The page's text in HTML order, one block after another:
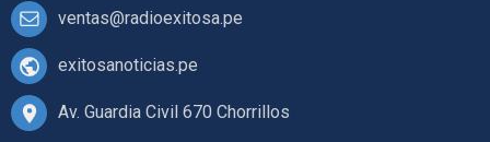
ventas@radioexitosa.pe
exitosanoticias.pe
Av. Guardia Civil 670 Chorrillos